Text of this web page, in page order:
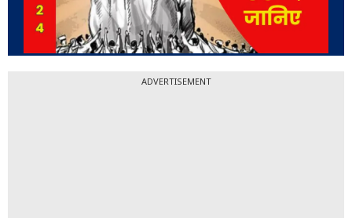
ADVERTISEMENT